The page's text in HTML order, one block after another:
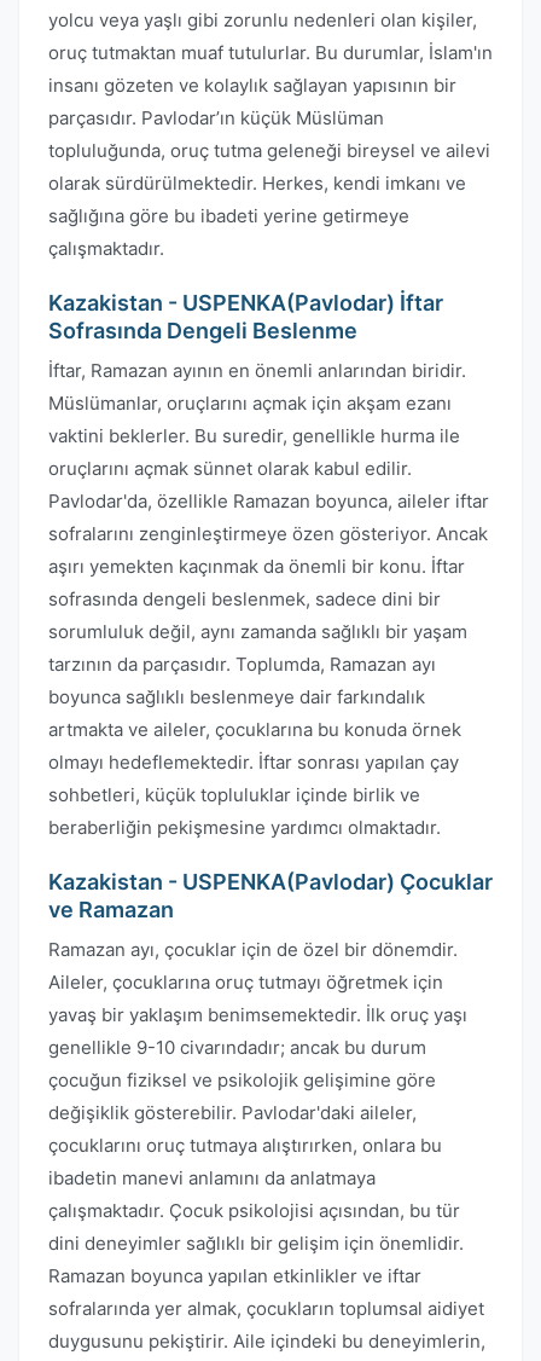
yolcu veya yaşlı gibi zorunlu nedenleri olan kişiler,
oruç tutmaktan muaf tutulurlar. Bu durumlar, İslam'ın
insanı gözeten ve kolaylık sağlayan yapısının bir
parçasıdır. Pavlodar’ın küçük Müslüman
topluluğunda, oruç tutma geleneği bireysel ve ailevi
olarak sürdürülmektedir. Herkes, kendi imkanı ve
sağlığına göre bu ibadeti yerine getirmeye
çalışmaktadır.
Kazakistan - USPENKA(Pavlodar) İftar
Sofrasında Dengeli Beslenme
İftar, Ramazan ayının en önemli anlarından biridir.
Müslümanlar, oruçlarını açmak için akşam ezanı
vaktini beklerler. Bu suredir, genellikle hurma ile
oruçlarını açmak sünnet olarak kabul edilir.
Pavlodar'da, özellikle Ramazan boyunca, aileler iftar
sofralarını zenginleştirmeye özen gösteriyor. Ancak
aşırı yemekten kaçınmak da önemli bir konu. İftar
sofrasında dengeli beslenmek, sadece dini bir
sorumluluk değil, aynı zamanda sağlıklı bir yaşam
tarzının da parçasıdır. Toplumda, Ramazan ayı
boyunca sağlıklı beslenmeye dair farkındalık
artmakta ve aileler, çocuklarına bu konuda örnek
olmayı hedeflemektedir. İftar sonrası yapılan çay
sohbetleri, küçük topluluklar içinde birlik ve
beraberliğin pekişmesine yardımcı olmaktadır.
Kazakistan - USPENKA(Pavlodar) Çocuklar
ve Ramazan
Ramazan ayı, çocuklar için de özel bir dönemdir.
Aileler, çocuklarına oruç tutmayı öğretmek için
yavaş bir yaklaşım benimsemektedir. İlk oruç yaşı
genellikle 9-10 civarındadır; ancak bu durum
çocuğun fiziksel ve psikolojik gelişimine göre
değişiklik gösterebilir. Pavlodar'daki aileler,
çocuklarını oruç tutmaya alıştırırken, onlara bu
ibadetin manevi anlamını da anlatmaya
çalışmaktadır. Çocuk psikolojisi açısından, bu tür
dini deneyimler sağlıklı bir gelişim için önemlidir.
Ramazan boyunca yapılan etkinlikler ve iftar
sofralarında yer almak, çocukların toplumsal aidiyet
duygusunu pekiştirir. Aile içindeki bu deneyimlerin,